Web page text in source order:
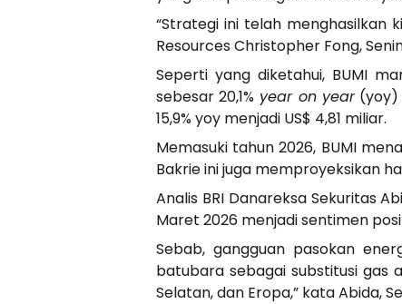
“Strategi ini telah menghasilkan
Resources Christopher Fong,
Seperti yang diketahui, BUMI
sebesar 20,1% year on year(yoy)
15,9% yoy menjadi US$ 4,81 miliar.
Memasuki tahun 2026, BUMI
Bakrie ini juga memproyeksikan
Analis BRI Danareksa Sekuritas
Maret 2026 menjadi sentimen
Sebab, gangguan pasokan
batubara sebagai substitusi gas
Selatan, dan Eropa,” kata Abida,